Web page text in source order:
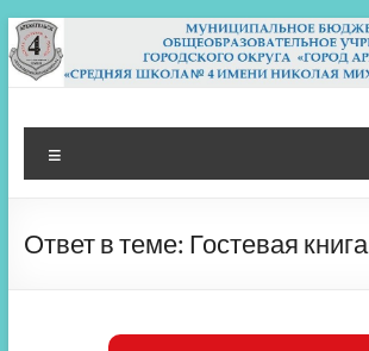
Перейти
к
содержимому
МБОУ СШ 4
Архангельск
Ответ в теме: Гостевая книга